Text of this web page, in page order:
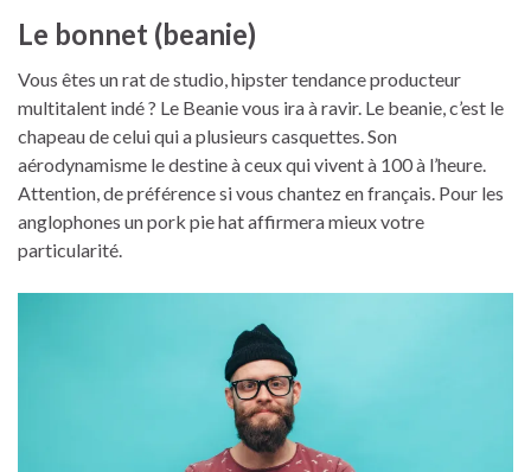
Le bonnet (beanie)
Vous êtes un rat de studio, hipster tendance producteur
multitalent indé ? Le Beanie vous ira à ravir. Le beanie, c’est le
chapeau de celui qui a plusieurs casquettes. Son
aérodynamisme le destine à ceux qui vivent à 100 à l’heure.
Attention, de préférence si vous chantez en français. Pour les
anglophones un pork pie hat affirmera mieux votre
particularité.